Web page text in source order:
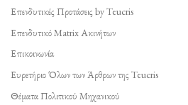
Επενδυτικές Προτάσεις by Teucris
Επενδυτικό Matrix Ακινήτων
Επικοινωνία
Ευρετήριο Όλων των Άρθρων της Teucris
Θέματα Πολιτικού Μηχανικού